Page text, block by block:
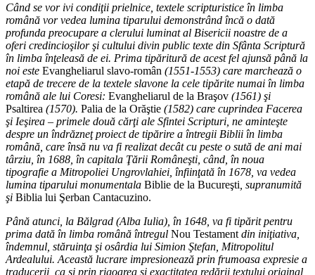
Când se vor ivi condiţii prielnice, textele scripturistice în limba
română vor vedea lumina tiparului demonstrând încă o dată
profunda preocupare a clerului luminat al Bisericii noastre de a
oferi credincioşilor şi cultului divin public texte din Sfânta Scriptură
în limba înţeleasă de ei. Prima tipăritură de acest fel ajunsă până la
noi este Evangheliarul slavo-român (1551-1553) care marchează o
etapă de trecere de la textele slavone la cele tipărite numai în limba
română ale lui Coresi: Evangheliarul de la Braşov (1561) şi
Psaltirea (1570). Palia de la Orăştie (1582) care cuprindea Facerea
şi Ieşirea – primele două cărţi ale Sfintei Scripturi, ne aminteşte
despre un îndrăzneţ proiect de tipărire a întregii Biblii în limba
română, care însă nu va fi realizat decât cu peste o sută de ani mai
târziu, în 1688, în capitala Ţării Româneşti, când, în noua
tipografie a Mitropoliei Ungrovlahiei, înfiinţată în 1678, va vedea
lumina tiparului monumentala Biblie de la Bucureşti , supranumită
şi Biblia lui Şerban Cantacuzino.
Până atunci, la Bălgrad (Alba Iulia), în 1648, va fi tipărit pentru
prima dată în limba română întregul Nou Testament din iniţiativa,
îndemnul, stăruinţa şi osârdia lui Simion Ştefan, Mitropolitul
Ardealului. Această lucrare impresionează prin frumoasa expresie a
traducerii, ca şi prin rigoarea şi exactitatea redării textului original